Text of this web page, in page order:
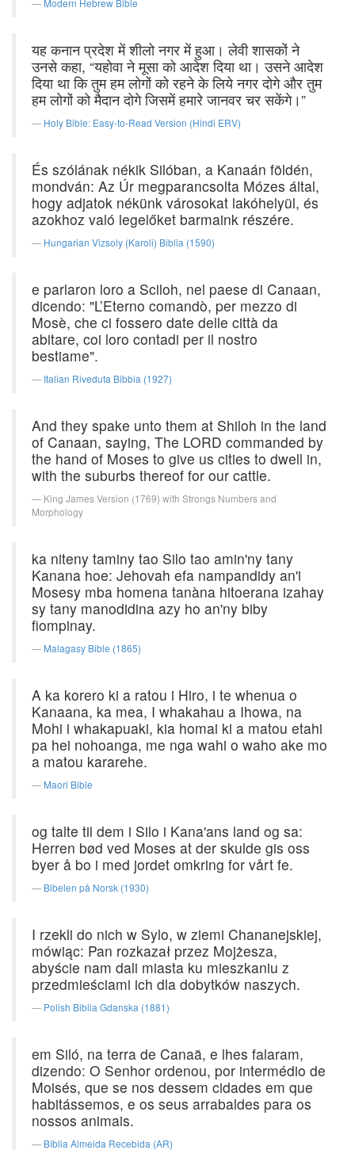
Modern Hebrew Bible
यह कनान प्रदेश में शीलो नगर में हुआ। लेवी शासकों ने
उनसे कहा, “यहोवा ने मूसा को आदेश दिया था। उसने आदेश
दिया था कि तुम हम लोगों को रहने के लिये नगर दोगे और तुम
हम लोगों को मैदान दोगे जिसमें हमारे जानवर चर सकेंगे।”
Holy Bible: Easy-to-Read Version (Hindi ERV)
És szólának nékik Silóban, a Kanaán földén,
mondván: Az Úr megparancsolta Mózes által,
hogy adjatok nékünk városokat lakóhelyül, és
azokhoz való legelőket barmaink részére.
Hungarian Vizsoly (Karoli) Biblia (1590)
e parlaron loro a Sciloh, nel paese di Canaan,
dicendo: "L’Eterno comandò, per mezzo di
Mosè, che ci fossero date delle città da
abitare, coi loro contadi per il nostro
bestiame".
Italian Riveduta Bibbia (1927)
And they spake unto them at Shiloh in the land
of Canaan, saying, The LORD commanded by
the hand of Moses to give us cities to dwell in,
with the suburbs thereof for our cattle.
King James Version (1769) with Strongs Numbers and
Morphology
ka niteny taminy tao Silo tao amin'ny tany
Kanana hoe: Jehovah efa nampandidy an'i
Mosesy mba homena tanàna hitoerana izahay
sy tany manodidina azy ho an'ny biby
fiompinay.
Malagasy Bible (1865)
A ka korero ki a ratou i Hiro, i te whenua o
Kanaana, ka mea, I whakahau a Ihowa, na
Mohi i whakapuaki, kia homai ki a matou etahi
pa hei nohoanga, me nga wahi o waho ake mo
a matou kararehe.
Maori Bible
og talte til dem i Silo i Kana'ans land og sa:
Herren bød ved Moses at der skulde gis oss
byer å bo i med jordet omkring for vårt fe.
Bibelen på Norsk (1930)
I rzekli do nich w Sylo, w ziemi Chananejskiej,
mówiąc: Pan rozkazał przez Mojżesza,
abyście nam dali miasta ku mieszkaniu z
przedmieściami ich dla dobytków naszych.
Polish Biblia Gdanska (1881)
em Siló, na terra de Canaã, e lhes falaram,
dizendo: O Senhor ordenou, por intermédio de
Moisés, que se nos dessem cidades em que
habitássemos, e os seus arrabaldes para os
nossos animais.
Bíblia Almeida Recebida (AR)